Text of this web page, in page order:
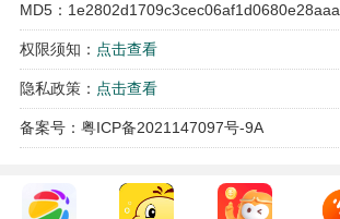
MD5：1e2802d1709c3cec06af1d0680e28aaa
权限须知： 点击查看
隐私政策： 点击查看
备案号：粤ICP备2021147097号-9A